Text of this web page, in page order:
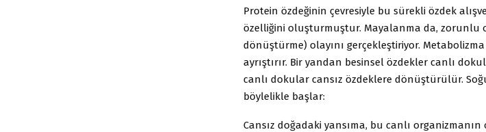
Protein özdeğinin çevresiyle bu sürekli özdek
özelliğini oluşturmuştur. Mayalanma da, zorunlu
dönüştürme) olayını gerçekleştiriyor.
ayrıştırır. Bir yandan besinsel özdekler canlı
canlı dokular cansız özdeklere dönüştürülür.
böylelikle başlar:
Cansız doğadaki yansıma, bu canlı